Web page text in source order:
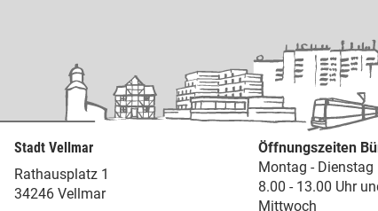
Stadt Vellmar
Rathausplatz 1
34246 Vellmar
Öffnungszeiten
Montag - Dienstag
8.00 - 13.00 Uhr
Mittwoch